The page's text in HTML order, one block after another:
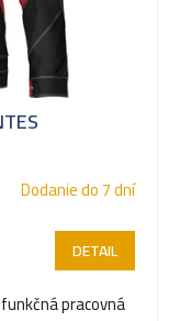
Dodanie do 7 dní
DETAIL
pracovná